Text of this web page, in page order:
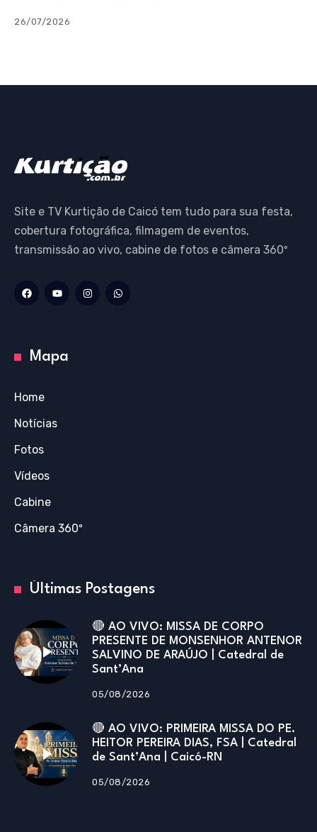
26/07/2026
Site e TV Kurtição de Caicó tem tudo para sua festa,
cobertura fotográfica, filmagem de eventos,
transmissão ao vivo, cabine de fotos e câmera 360º
Mapa
Home
Notícias
Fotos
Vídeos
Cabine
Câmera 360º
Últimas Postagens
🔴 AO VIVO: MISSA DE CORPO
PRESENTE DE MONSENHOR ANTENOR
SALVINO DE ARAÚJO | Catedral de
Sant’Ana
05/08/2026
🔴 AO VIVO: PRIMEIRA MISSA DO PE.
HEITOR PEREIRA DIAS, FSA | Catedral
de Sant’Ana | Caicó-RN
05/08/2026